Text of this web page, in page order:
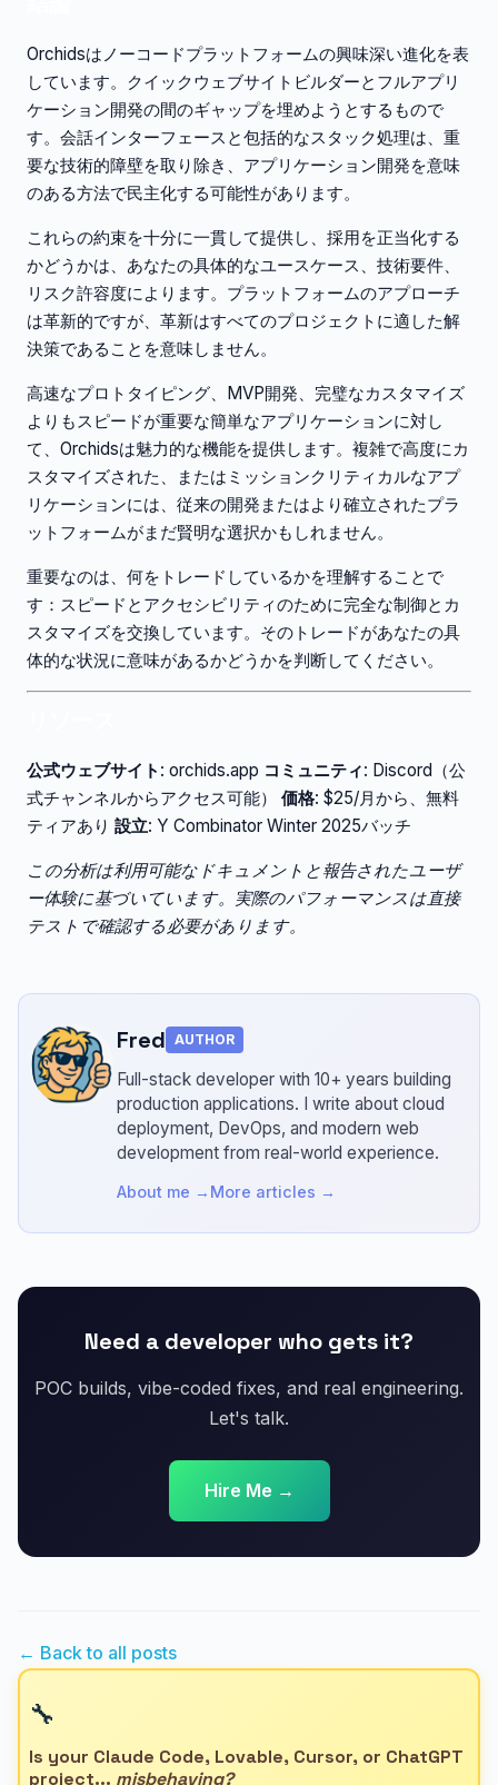
Orchidsはノーコードプラットフォームの興味深い進化を表
しています。クイックウェブサイトビルダーとフルアプリ
ケーション開発の間のギャップを埋めようとするもので
す。会話インターフェースと包括的なスタック処理は、重
要な技術的障壁を取り除き、アプリケーション開発を意味
のある方法で民主化する可能性があります。
これらの約束を十分に一貫して提供し、採用を正当化する
かどうかは、あなたの具体的なユースケース、技術要件、
リスク許容度によります。プラットフォームのアプローチ
は革新的ですが、革新はすべてのプロジェクトに適した解
決策であることを意味しません。
高速なプロトタイピング、MVP開発、完璧なカスタマイズ
よりもスピードが重要な簡単なアプリケーションに対し
て、Orchidsは魅力的な機能を提供します。複雑で高度にカ
スタマイズされた、またはミッションクリティカルなアプ
リケーションには、従来の開発またはより確立されたプラ
ットフォームがまだ賢明な選択かもしれません。
重要なのは、何をトレードしているかを理解することで
す：スピードとアクセシビリティのために完全な制御とカ
スタマイズを交換しています。そのトレードがあなたの具
体的な状況に意味があるかどうかを判断してください。
公式ウェブサイト : orchids.app コミュニティ: Discord（公
式チャンネルからアクセス可能） 価格: $25/月から、無料
ティアあり 設立: Y Combinator Winter 2025バッチ
この分析は利用可能なドキュメントと報告されたユーザ
ー体験に基づいています。実際のパフォーマンスは直接
テストで確認する必要があります。
Fred AUTHOR
Full-stack developer with 10+ years building
production applications. I write about cloud
deployment, DevOps, and modern web
development from real-world experience.
About me → More articles →
Need a developer who gets it?
POC builds, vibe-coded fixes, and real engineering.
Let's talk.
Hire Me →
← Back to all posts
🔧
Is your Claude Code, Lovable, Cursor, or ChatGPT
project... misbehaving?